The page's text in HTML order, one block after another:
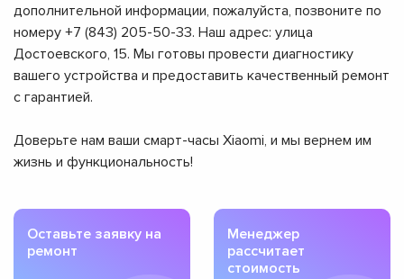
дополнительной информации, пожалуйста, позвоните по
номеру +7 (843) 205-50-33. Наш адрес: улица
Достоевского, 15. Мы готовы провести диагностику
вашего устройства и предоставить качественный ремонт
с гарантией.
Доверьте нам ваши смарт-часы Xiaomi, и мы вернем им
жизнь и функциональность!
Оставьте заявку на
ремонт
Менеджер
рассчитает
стоимость